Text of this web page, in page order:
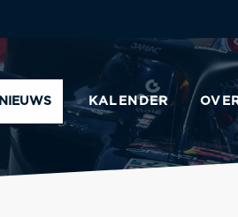
NIEUWS KALENDER